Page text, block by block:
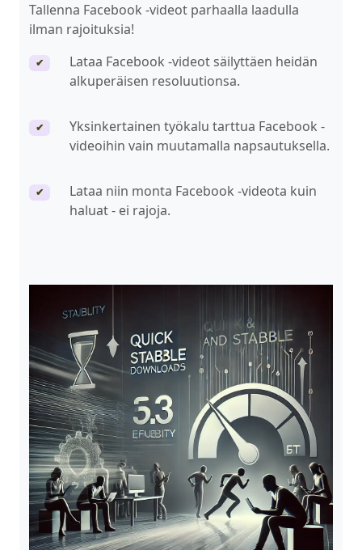
Tallenna Facebook -videot parhaalla laadulla
ilman rajoituksia!
✔
Lataa Facebook -videot säilyttäen heidän
alkuperäisen resoluutionsa.
✔
Yksinkertainen työkalu tarttua Facebook -
videoihin vain muutamalla napsautuksella.
✔
Lataa niin monta Facebook -videota kuin
haluat - ei rajoja.